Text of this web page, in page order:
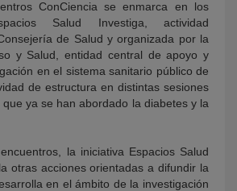
ConCiencia se enmarca en los
Salud Investiga, actividad
de Salud y organizada por la
y Salud, entidad central de apoyo y
en el sistema sanitario público de
de estructura en distintas sesiones
ya se han abordado la diabetes y la
la iniciativa Espacios Salud
otras acciones orientadas a difundir la
en el ámbito de la investigación